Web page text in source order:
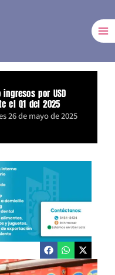
por USD
el Q1 del 2025
26 de mayo de 2025